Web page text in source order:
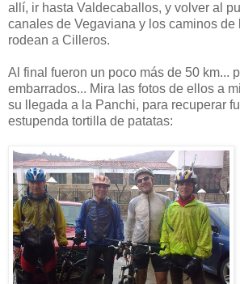
allí, ir hasta Valdecaballos, y volver al
canales de Vegaviana y los caminos de
rodean a Cilleros.
Al final fueron un poco más de 50 km...
embarrados... Mira las fotos de ellos a
su llegada a la Panchi, para recuperar
estupenda tortilla de patatas: